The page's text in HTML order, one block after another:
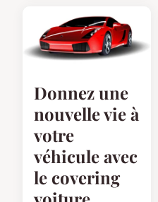
Donnez une
nouvelle vie à
votre
véhicule avec
le covering